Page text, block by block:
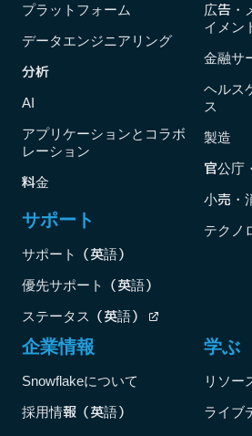
プラットフォーム
データエンジニアリング
分析
AI
アプリケーションとコラボ
レーション
料金
サポート
サポート（英語）
優先サポート（英語）
ステータス（英語）
広告・
イメン
金融サ
ヘルス
ス
製造
官公庁
小売・
テクノ
企業情報
Snowflakeについて
採用情報（英語）
学ぶ
リソー
ライブ